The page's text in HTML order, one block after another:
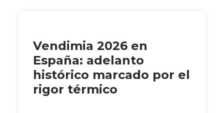
Vendimia 2026 en
España: adelanto
histórico marcado por el
rigor térmico